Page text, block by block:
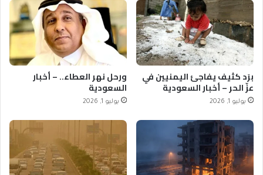
برَد كثيف يفاجئ اليمنيين في
عزّ الحر – أخبار السعودية
يوليو 1, 2026
ورحل نهر العطاء.. – أخبار
السعودية
يوليو 1, 2026